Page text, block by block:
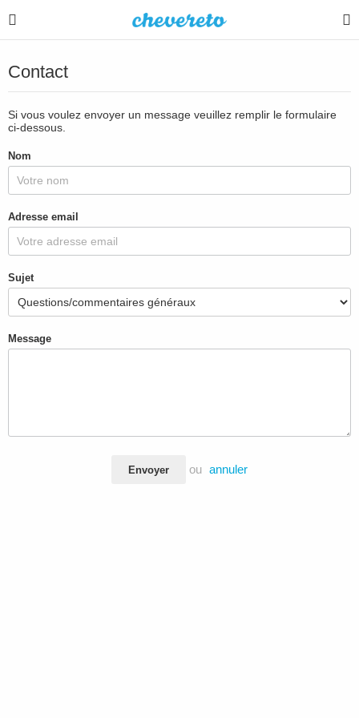
Contact
Si vous voulez envoyer un message veuillez remplir le formulaire
ci-dessous.
Nom
Adresse email
Sujet
Message
Envoyer ou annuler